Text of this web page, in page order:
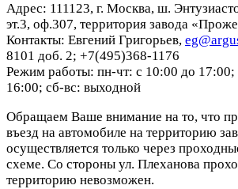
Адрес: 111123, г. Москва, ш.
эт.3, оф.307, территория завода
Контакты: Евгений Григорьев,
8101 доб. 2; +7(495)368-1176
Режим работы: пн-чт: с 10:00 до 17:00;
16:00; сб-вс: выходной
Обращаем Ваше внимание на то, что
въезд на автомобиле на территорию
осуществляется только через
схеме. Со стороны ул. Плеханова
территорию невозможен.